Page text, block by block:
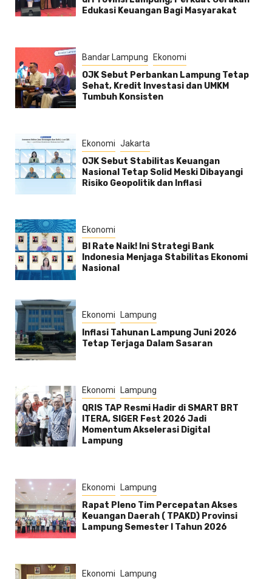
Edukasi Keuangan Bagi Masyarakat
Bandar Lampung Ekonomi
OJK Sebut Perbankan Lampung Tetap
Sehat, Kredit Investasi dan UMKM
Tumbuh Konsisten
Ekonomi Jakarta
OJK Sebut Stabilitas Keuangan
Nasional Tetap Solid Meski Dibayangi
Risiko Geopolitik dan Inflasi
Ekonomi
BI Rate Naik! Ini Strategi Bank
Indonesia Menjaga Stabilitas Ekonomi
Nasional
Ekonomi Lampung
Inflasi Tahunan Lampung Juni 2026
Tetap Terjaga Dalam Sasaran
Ekonomi Lampung
QRIS TAP Resmi Hadir di SMART BRT
ITERA, SIGER Fest 2026 Jadi
Momentum Akselerasi Digital
Lampung
Ekonomi Lampung
Rapat Pleno Tim Percepatan Akses
Keuangan Daerah ( TPAKD) Provinsi
Lampung Semester l Tahun 2026
Ekonomi Lampung